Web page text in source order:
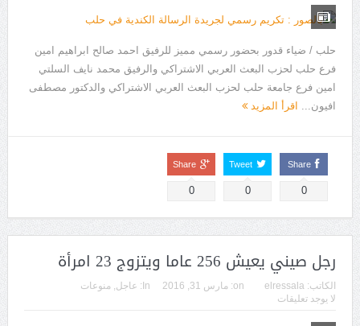
حلب / ضياء قدور بحضور رسمي مميز للرفيق احمد صالح ابراهيم امين
فرع حلب لحزب البعث العربي الاشتراكي والرفيق محمد نايف السلتي
امين فرع جامعة حلب لحزب البعث العربي الاشتراكي والدكتور مصطفى
افيون... اقرأ المزيد
Share
0
Tweet
0
Share
0
رجل صيني يعيش 256 عاما ويتزوج 23 امرأة
الكاتب: elressala
on: مارس 31, 2016 In: عاجل منوعات
لا يوجد تعليقات